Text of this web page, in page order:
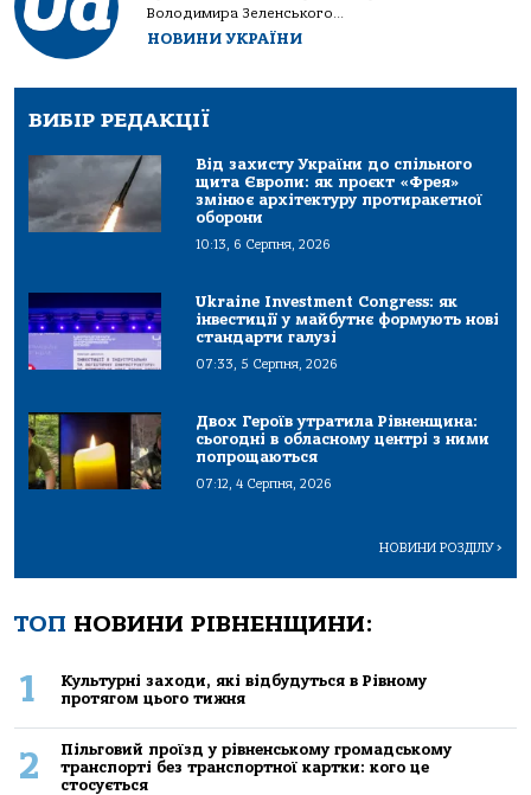
Володимира Зеленського...
НОВИНИ УКРАЇНИ
ВИБІР РЕДАКЦІЇ
Від захисту України до спільного
щита Європи: як проєкт «Фрея»
змінює архітектуру протиракетної
оборони
10:13, 6 Серпня, 2026
Ukraine Investment Congress: як
інвестиції у майбутнє формують нові
стандарти галузі
07:33, 5 Серпня, 2026
Двох Героїв утратила Рівненщина:
сьогодні в обласному центрі з ними
попрощаються
07:12, 4 Серпня, 2026
НОВИНИ РОЗДІЛУ>
ТОП НОВИНИ РІВНЕНЩИНИ:
1
Культурні заходи, які відбудуться в Рівному
протягом цього тижня
2
Пільговий проїзд у рівненському громадському
транспорті без транспортної картки: кого це
стосується